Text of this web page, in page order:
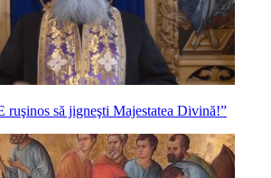
ruşinos să jigneşti Majestatea Divină!”